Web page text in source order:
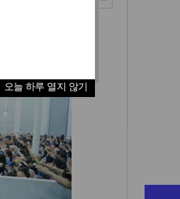
오늘 하루 열지 않기